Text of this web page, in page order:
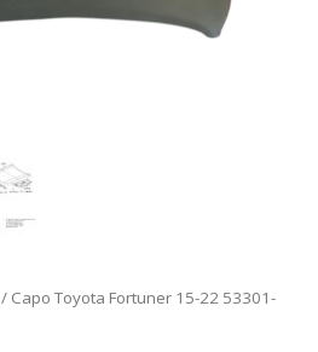
/ Capo Toyota Fortuner 15-22 53301-